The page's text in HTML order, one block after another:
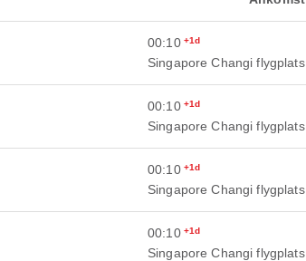
00:10 +1d
Singapore Changi flygplats
00:10 +1d
Singapore Changi flygplats
00:10 +1d
Singapore Changi flygplats
00:10 +1d
Singapore Changi flygplats